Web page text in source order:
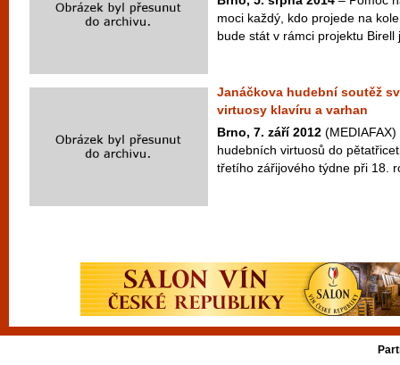
moci každý, kdo projede na
bude stát v rámci projektu
Janáčkova hudební soutěž
virtuosy klavíru a varhan
Brno, 7. září 2012
hudebních virtuosů do
třetího zářijového týdne při 18.